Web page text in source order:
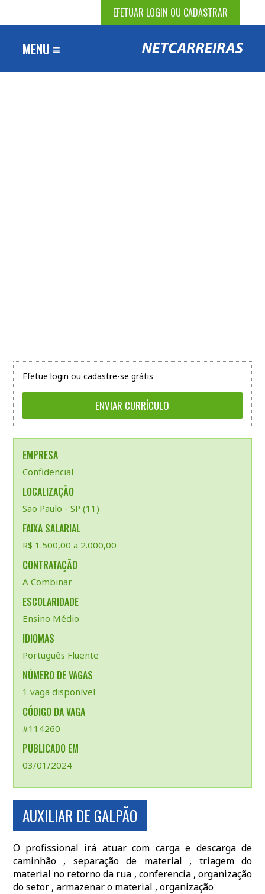
EFETUAR LOGIN OU CADASTRAR
MENU ≡
Efetue login ou cadastre-se grátis
EMPRESA
Confidencial
LOCALIZAÇÃO
Sao Paulo - SP (11)
FAIXA SALARIAL
R$ 1.500,00 a 2.000,00
CONTRATAÇÃO
A Combinar
ESCOLARIDADE
Ensino Médio
IDIOMAS
Português Fluente
NÚMERO DE VAGAS
1 vaga disponível
CÓDIGO DA VAGA
#114260
PUBLICADO EM
03/01/2024
AUXILIAR DE GALPÃO
O profissional irá atuar com carga e descarga de
caminhão , separação de material , triagem do
material no retorno da rua , conferencia , organização
do setor , armazenar o material , organização